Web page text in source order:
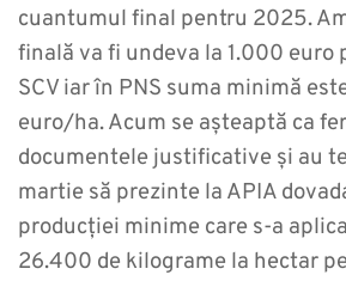
cuantumul final pentru 2025.
finală va fi undeva la 1.000 euro
SCV iar în PNS suma minimă
euro/ha. Acum se așteaptă ca
documentele justificative și au
martie să prezinte la APIA
producției minime care s-a
26.400 de kilograme la hectar